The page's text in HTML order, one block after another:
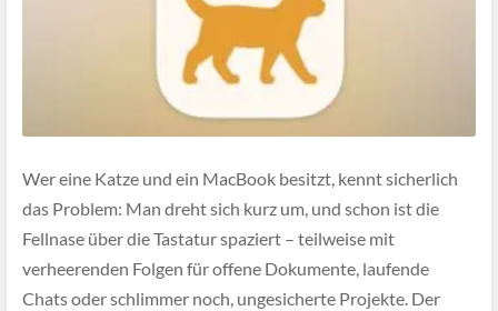
Wer eine Katze und ein MacBook besitzt, kennt sicherlich
das Problem: Man dreht sich kurz um, und schon ist die
Fellnase über die Tastatur spaziert – teilweise mit
verheerenden Folgen für offene Dokumente, laufende
Chats oder schlimmer noch, ungesicherte Projekte. Der